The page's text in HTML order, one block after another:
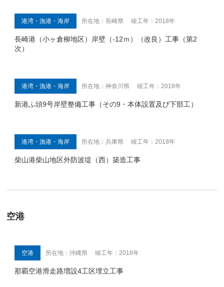
港湾・漁港・海岸 所在地：長崎県 竣工年：2018年
長崎港（小ヶ倉柳地区）岸壁（-12ｍ）（改良）工事（第2
次）
港湾・漁港・海岸 所在地：神奈川県 竣工年：2018年
新港ふ頭9号岸壁整備工事（その9・本体設置及び下部工）
港湾・漁港・海岸 所在地：兵庫県 竣工年：2018年
柴山港柴山地区外防波堤（西）築造工事
空港
空港 所在地：沖縄県 竣工年：2018年
那覇空港滑走路増設4工区埋立工事